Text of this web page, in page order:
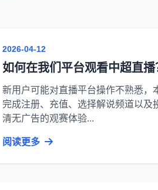
2026-04-12
如何在我们平台观看中超直
新用户可能对直播平台操作不熟悉，
完成注册、充值、选择解说频道以及
清无广告的观赛体验...
阅读更多